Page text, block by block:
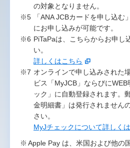
の対象となりません。
「ANA JCBカードを申し込
にお申し込みが可能です。
PiTaPaは、こちらからお申し
い。
詳しくはこちら
オンラインで申し込みされた
ビス「MyJCB」ならびに
ック」に自動登録されます。
金明細書」は発行されません
さい。
MyJチェックについて詳しく
Apple Pay は、米国および他の